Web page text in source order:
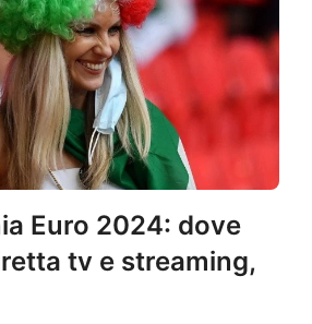
Euro 2024: dove
tv e streaming,